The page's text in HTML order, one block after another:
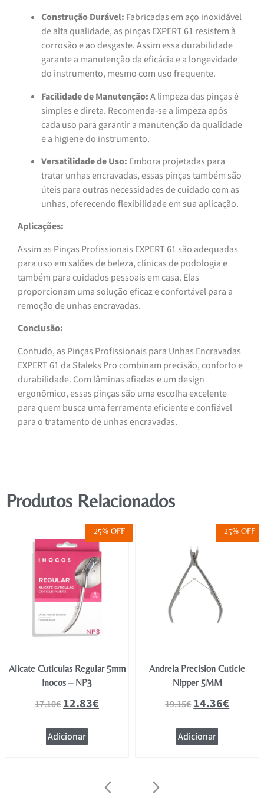
Construção Durável: Fabricadas em aço inoxidável
de alta qualidade, as pinças EXPERT 61 resistem à
corrosão e ao desgaste. Assim essa durabilidade
garante a manutenção da eficácia e a longevidade
do instrumento, mesmo com uso frequente.
Facilidade de Manutenção:A limpeza das pinças é
simples e direta. Recomenda-se a limpeza após
cada uso para garantir a manutenção da qualidade
e a higiene do instrumento.
Versatilidade de Uso: Embora projetadas para
tratar unhas encravadas, essas pinças também são
úteis para outras necessidades de cuidado com as
unhas, oferecendo flexibilidade em sua aplicação.
Aplicações:
Assim as Pinças Profissionais EXPERT 61 são adequadas
para uso em salões de beleza, clínicas de podologia e
também para cuidados pessoais em casa. Elas
proporcionam uma solução eficaz e confortável para a
remoção de unhas encravadas.
Conclusão:
Contudo, as Pinças Profissionais para Unhas Encravadas
EXPERT 61 da Staleks Pro combinam precisão, conforto e
durabilidade. Com lâminas afiadas e um design
ergonômico, essas pinças são uma escolha excelente
para quem busca uma ferramenta eficiente e confiável
para o tratamento de unhas encravadas.
Produtos Relacionados
25% OFF
Alicate Cuticulas Regular 5mm
Inocos – NP3
17.10€12.83€
Adicionar
25% OFF
Andreia Precision Cuticle
Nipper 5MM
19.15€14.36€
Adicionar